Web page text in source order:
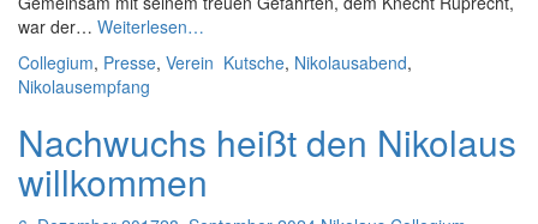
war der… Weiterlesen…
freuen
Besuch
Nikolaus
Collegium, Presse, Verein Kutsche, Nikolausabend,
Nikolausempfang
Nachwuchs heißt den Nikolaus
willkommen